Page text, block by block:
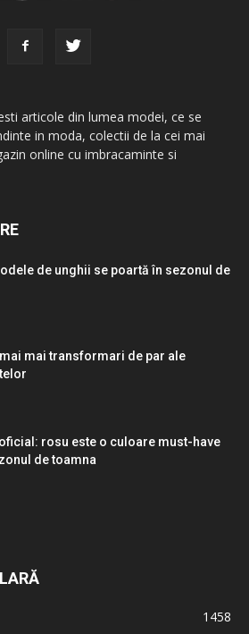
articole din lumea modei, ce se
in moda, colectii de la cei mai
online cu imbracaminte si
de unghii se poartă în sezonul de
mai transformari de par ale
rosu este o culoare must-have
de toamna
1458